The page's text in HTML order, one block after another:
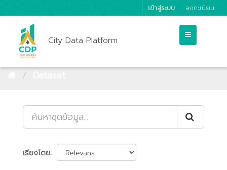
เข้าสู่ระบบ ลงทะเบียน
City Data Platform
เรียงโดย